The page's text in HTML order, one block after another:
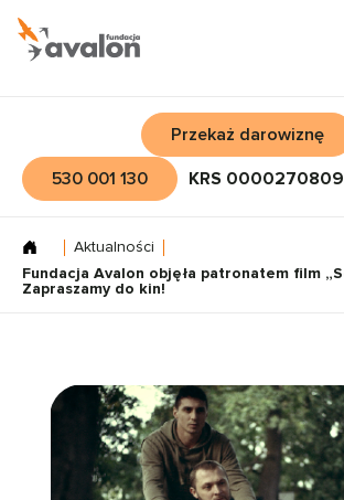
Przekaż darowiznę
530 001 130
KRS 0000270809
Aktualności
Fundacja Avalon objęła patronatem film
Zapraszamy do kin!